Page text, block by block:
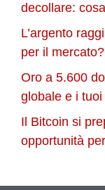
decollare:
L’argento
per il mercato?
Oro a 5.600
globale e i
Il Bitcoin si
opportunità